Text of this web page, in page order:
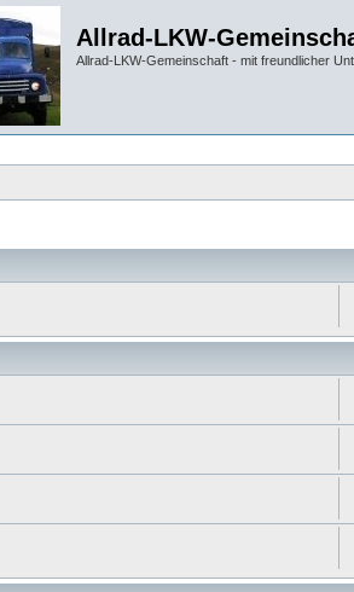
Allrad-LKW-
Allrad-LKW-Gemeinschaft - mit freundlicher